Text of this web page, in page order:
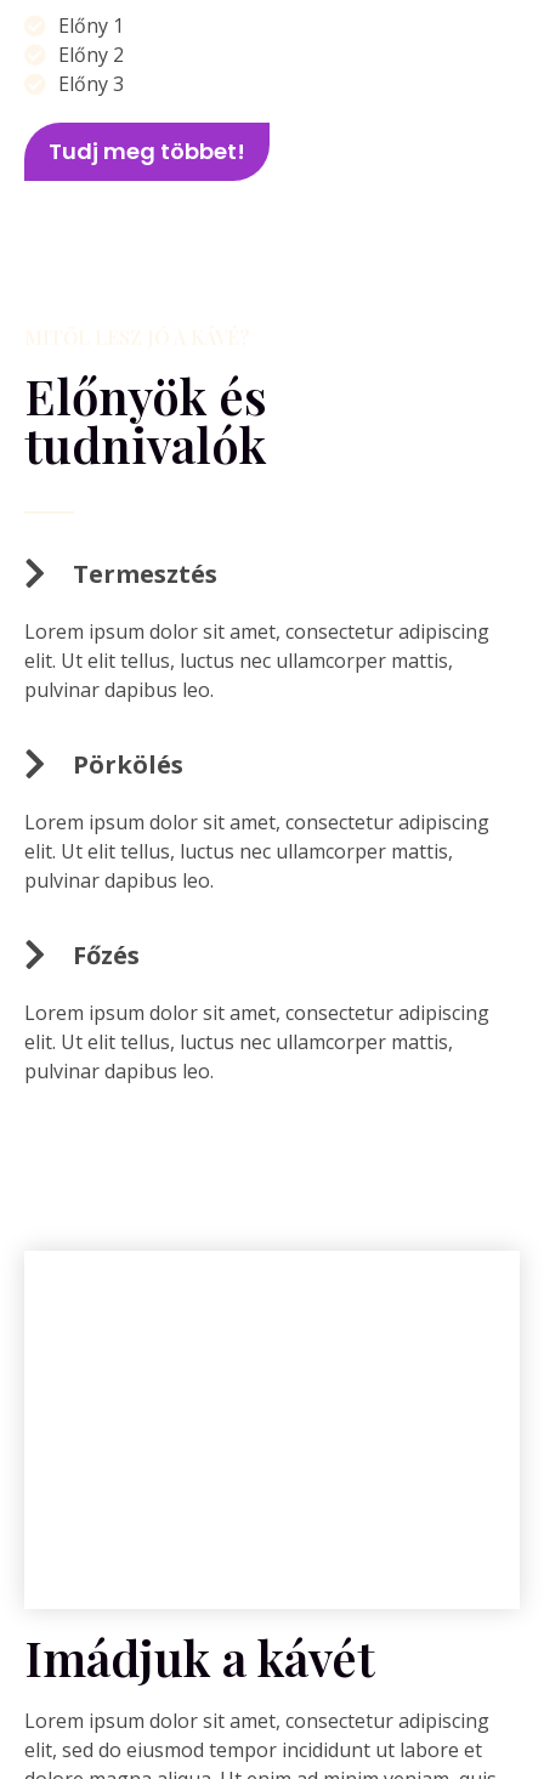
Előny 1
Előny 2
Előny 3
Tudj meg többet!
Előnyök és
tudnivalók
Termesztés
Lorem ipsum dolor sit amet, consectetur adipiscing
elit. Ut elit tellus, luctus nec ullamcorper mattis,
pulvinar dapibus leo.
Pörkölés
Lorem ipsum dolor sit amet, consectetur adipiscing
elit. Ut elit tellus, luctus nec ullamcorper mattis,
pulvinar dapibus leo.
Főzés
Lorem ipsum dolor sit amet, consectetur adipiscing
elit. Ut elit tellus, luctus nec ullamcorper mattis,
pulvinar dapibus leo.
Imádjuk a kávét
Lorem ipsum dolor sit amet, consectetur adipiscing
elit, sed do eiusmod tempor incididunt ut labore et